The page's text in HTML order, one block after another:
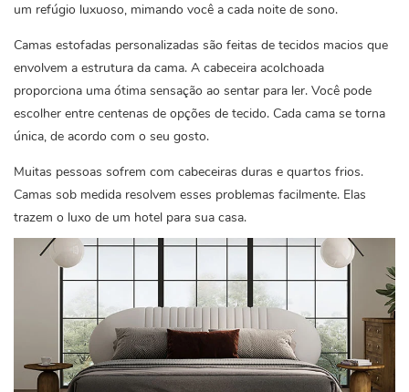
um refúgio luxuoso, mimando você a cada noite de sono.
Camas estofadas personalizadas são feitas de tecidos macios que
envolvem a estrutura da cama. A cabeceira acolchoada
proporciona uma ótima sensação ao sentar para ler. Você pode
escolher entre centenas de opções de tecido. Cada cama se torna
única, de acordo com o seu gosto.
Muitas pessoas sofrem com cabeceiras duras e quartos frios.
Camas sob medida resolvem esses problemas facilmente. Elas
trazem o luxo de um hotel para sua casa.